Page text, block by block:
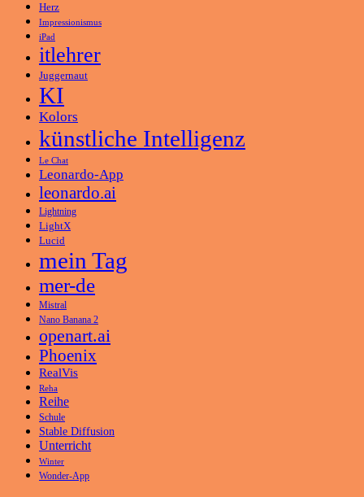
Herz
Impressionismus
iPad
itlehrer
Juggernaut
KI
Kolors
künstliche Intelligenz
Le Chat
Leonardo-App
leonardo.ai
Lightning
LightX
Lucid
mein Tag
mer-de
Mistral
Nano Banana 2
openart.ai
Phoenix
RealVis
Reha
Reihe
Schule
Stable Diffusion
Unterricht
Winter
Wonder-App